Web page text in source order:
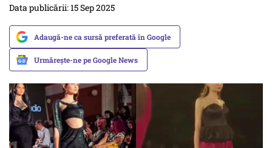
Data publicării: 15 Sep 2025
Adaugă-ne ca sursă preferată în Google
Urmărește-ne pe Google News